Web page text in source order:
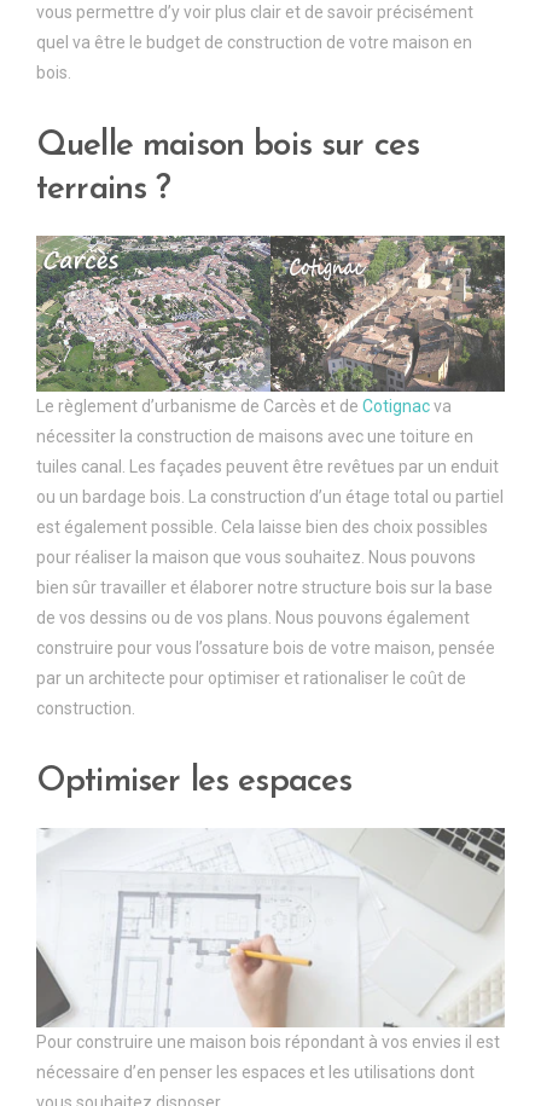
vous permettre d’y voir plus clair et de savoir précisément
quel va être le budget de construction de votre maison en
bois.
Quelle maison bois sur ces
terrains ?
Le règlement d’urbanisme de Carcès et de Cotignacva
nécessiter la construction de maisons avec une toiture en
tuiles canal. Les façades peuvent être revêtues par un enduit
ou un bardage bois. La construction d’un étage total ou partiel
est également possible. Cela laisse bien des choix possibles
pour réaliser la maison que vous souhaitez. Nous pouvons
bien sûr travailler et élaborer notre structure bois sur la base
de vos dessins ou de vos plans. Nous pouvons également
construire pour vous l’ossature bois de votre maison, pensée
par un architecte pour optimiser et rationaliser le coût de
construction.
Optimiser les espaces
Pour construire une maison bois répondant à vos envies il est
nécessaire d’en penser les espaces et les utilisations dont
vous souhaitez disposer.